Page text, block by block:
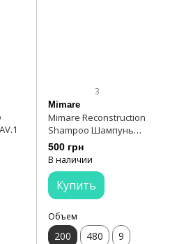
3
Mimare
Mimare Reconstruction
Shampoo Шампунь
восстанавливающий 200 мл
500 грн
В наличии
Купить
Объем
200 480 9